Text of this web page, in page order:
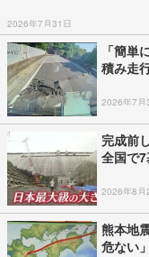
2026年7月31日
「簡単
積み走
2026年7月
完成前
全国で
2026年8月
熊本地
危ない